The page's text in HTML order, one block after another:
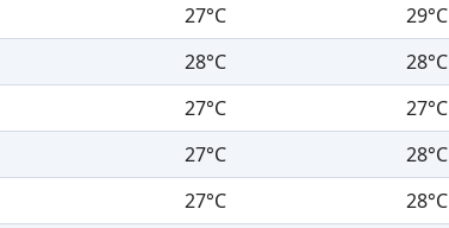
27°C 29°C
28°C 28°C
27°C 27°C
27°C 28°C
27°C 28°C